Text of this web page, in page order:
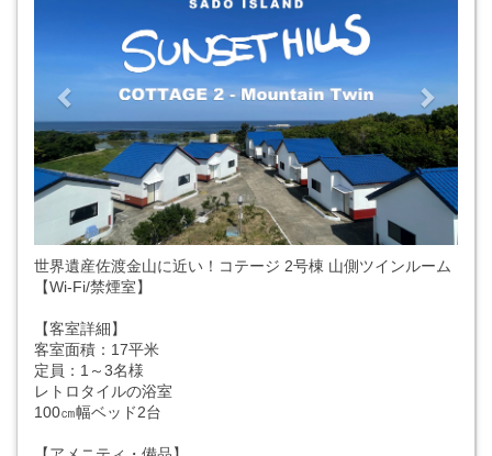
世界遺産佐渡金山に近い！コテージ 2号棟 山側ツインルーム
【Wi-Fi/禁煙室】
【客室詳細】
客室面積：17平米
定員：1～3名様
レトロタイルの浴室
100㎝幅ベッド2台